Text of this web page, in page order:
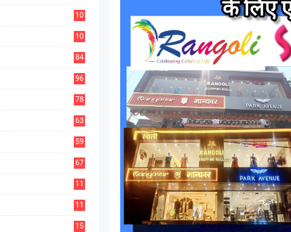
10
10
84
96
78
63
59
67
11
11
15